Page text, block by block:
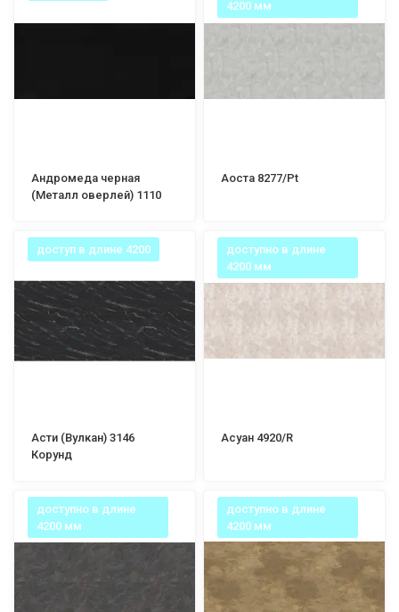
Андромеда черная
(Металл оверлей) 1110
4200 мм
Аоста 8277/Pt
доступ в длине 4200
Асти (Вулкан) 3146
Корунд
доступно в длине
4200 мм
Асуан 4920/R
доступно в длине
4200 мм
доступно в длине
4200 мм